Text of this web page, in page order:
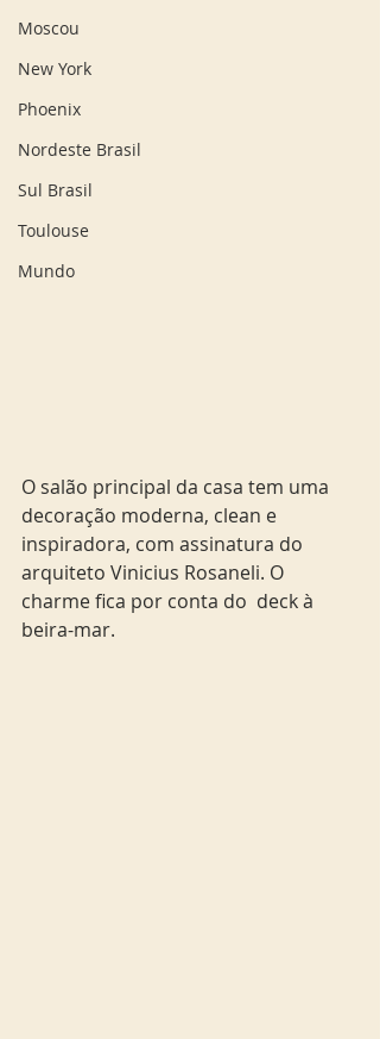
Moscou
New York
Phoenix
Nordeste Brasil
Sul Brasil
Toulouse
Mundo
O salão principal da casa tem uma
decoração moderna, clean e
inspiradora, com assinatura do
arquiteto Vinicius Rosaneli. O
charme fica por conta do  deck à
beira-mar.